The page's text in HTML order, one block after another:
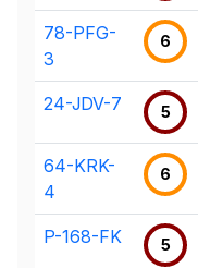
78-PFG-
3
6
24-JDV-7 5
64-KRK-
4
6
P-168-FK 5